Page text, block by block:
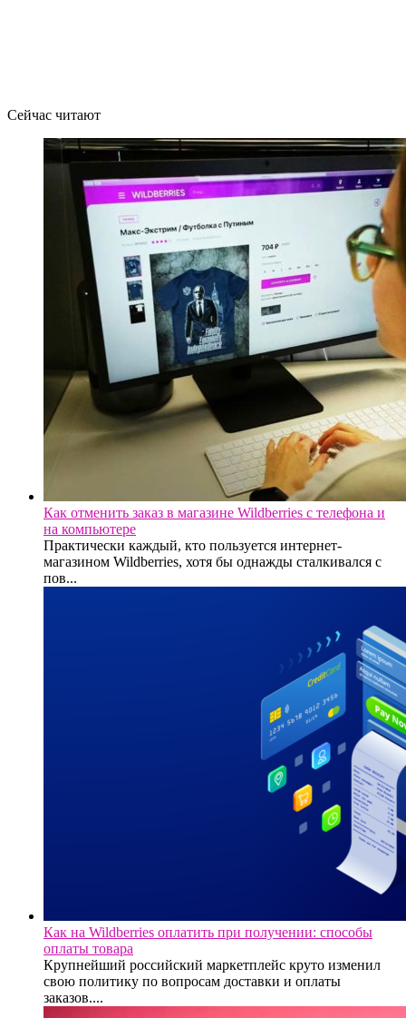
Сейчас читают
Как отменить заказ в магазине Wildberries с телефона и
на компьютере
Практически каждый, кто пользуется интернет-
магазином Wildberries, хотя бы однажды сталкивался с
пов...
Как на Wildberries оплатить при получении: способы
оплаты товара
Крупнейший российский маркетплейс круто изменил
свою политику по вопросам доставки и оплаты
заказов....